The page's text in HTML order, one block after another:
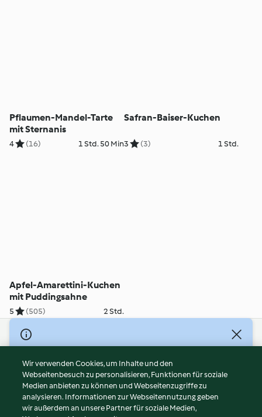
Pflaumen-Mandel-Tarte
mit Sternanis
4 (16) 1 Std. 50 Min
Safran-Baiser-Kuchen
3 (3) 1 Std.
Apfel-Amarettini-Kuchen
mit Puddingsahne
5 (505) 2 Std.
© Copyright 2026
Nutzungsbedingungen
Datenschutzrichtlinien
Disclaimer
Impressum
Wir verwenden Cookies, um Inhalte und den
Webseitenbesuch zu personalisieren, Funktionen für soziale
Medien anbieten zu können und Webseitenzugriffe zu
analysieren. Informationen zur Webseitennutzung geben
wir außerdem an unsere Partner für soziale Medien,